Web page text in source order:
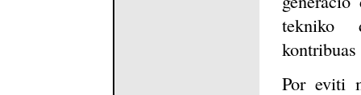
tekniko
Por eviti